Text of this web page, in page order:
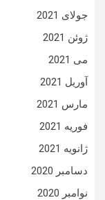
جولای 2021
ژوئن 2021
می 2021
آوریل 2021
مارس 2021
فوریه 2021
ژانویه 2021
دسامبر 2020
نوامبر 2020